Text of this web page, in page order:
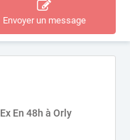
Envoyer un message
En 48h à Orly